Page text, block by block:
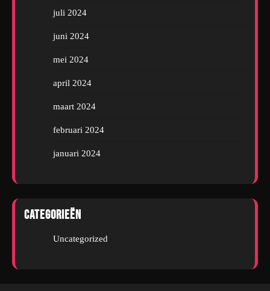
juli 2024
juni 2024
mei 2024
april 2024
maart 2024
februari 2024
januari 2024
Categorieën
Uncategorized